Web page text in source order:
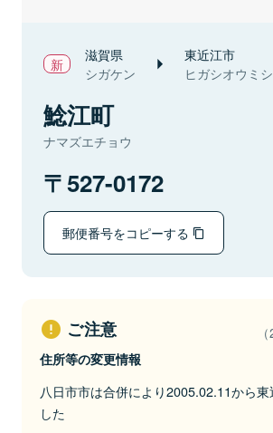
滋賀県
シガケン
東近江市
ヒガシオウミシ
鯰江町
ナマズエチョウ
527-0172
郵便番号をコピーする
ご注意
住所等の変更情報
八日市市は合併により2005.02.11から東
した